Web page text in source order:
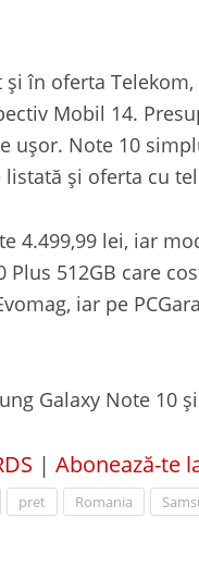
și în oferta
Mobil 14.
ușor. Note 10
listată și oferta cu
4.499,99 lei, iar
512GB care
iar pe
Galaxy Note 10
| Abonează-te
pret Romania